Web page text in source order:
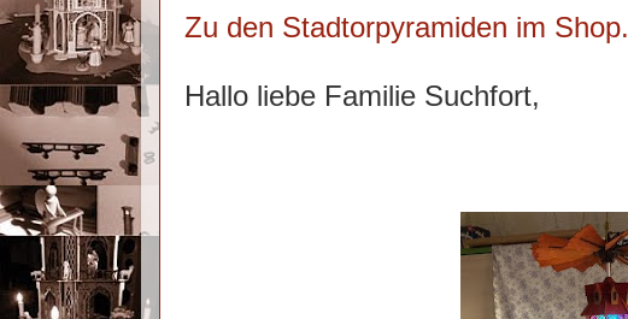
Zu den Stadtorpyramiden im Shop.
Hallo liebe Familie Suchfort,